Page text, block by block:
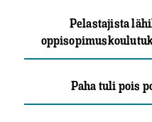
Pelastajista
Paha tuli pois